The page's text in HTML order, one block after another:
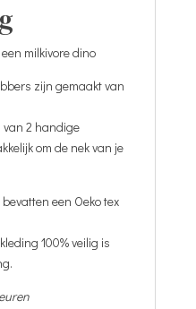
milkivore dino
zijn gemaakt van
van 2 handige
om de nek van je
een Oeko tex
100% veilig is